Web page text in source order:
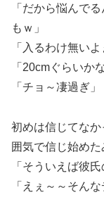
「だから悩んで
もｗ」
「入るわけ無い
「20cmぐらいかな
「チョ～凄過ぎ」
初めは信じてな
囲気で信じ始めた
「そういえば彼
「えぇ～～そん